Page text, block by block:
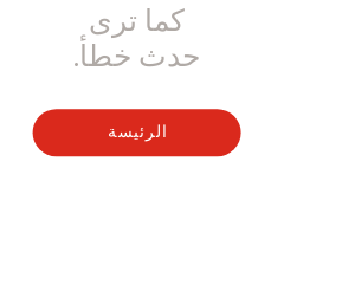
كما ترى
حدث خطأ.
الرئيسة